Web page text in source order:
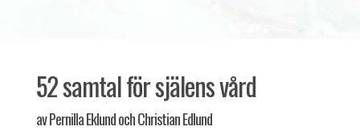
52 samtal för själens vård
av Pernilla Eklund och Christian Edlund